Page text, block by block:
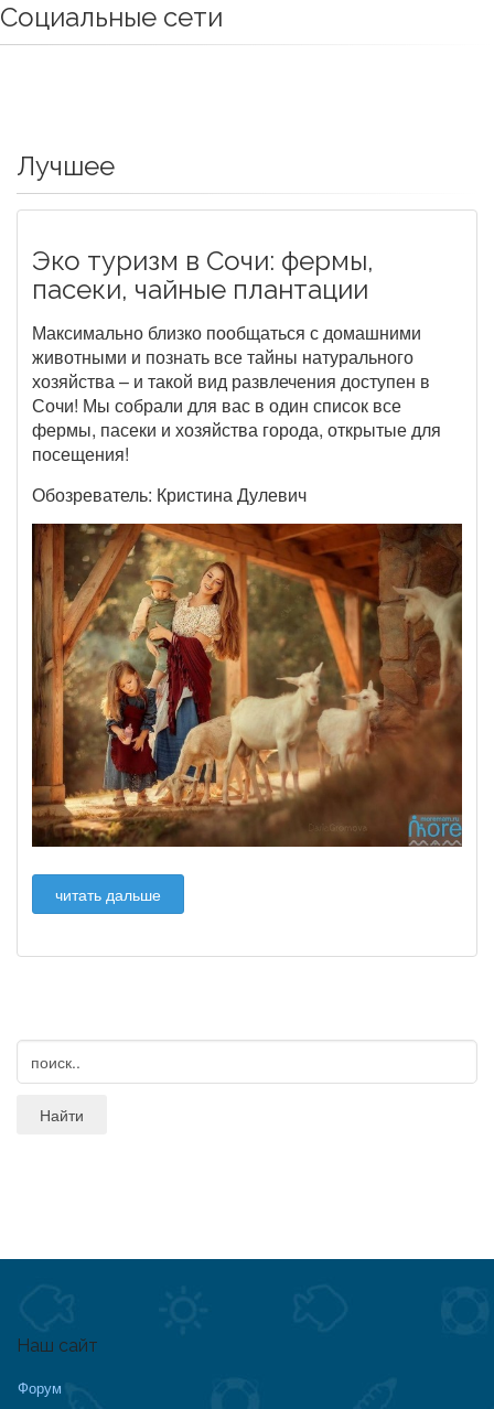
Социальные сети
Лучшее
Эко туризм в Сочи: фермы,
пасеки, чайные плантации
Максимально близко пообщаться с домашними
животными и познать все тайны натурального
хозяйства – и такой вид развлечения доступен в
Сочи! Мы собрали для вас в один список все
фермы, пасеки и хозяйства города, открытые для
посещения!
Обозреватель: Кристина Дулевич
читать дальше
Наш сайт
Форум